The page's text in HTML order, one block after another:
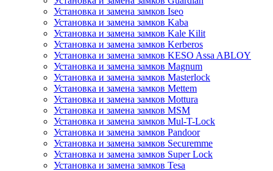
Установка и замена замков Iseo
Установка и замена замков Kaba
Установка и замена замков Kale Kilit
Установка и замена замков Kerberos
Установка и замена замков KESO Assa ABLOY
Установка и замена замков Magnum
Установка и замена замков Masterlock
Установка и замена замков Mettem
Установка и замена замков Mottura
Установка и замена замков MSM
Установка и замена замков Mul-T-Lock
Установка и замена замков Pandoor
Установка и замена замков Securemme
Установка и замена замков Super Lock
Установка и замена замков Tesa